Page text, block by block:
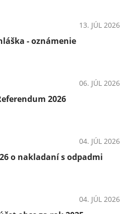
13. JÚL 2026
- oznámenie
06. JÚL 2026
2026
04. JÚL 2026
o nakladaní s odpadmi
04. JÚL 2026